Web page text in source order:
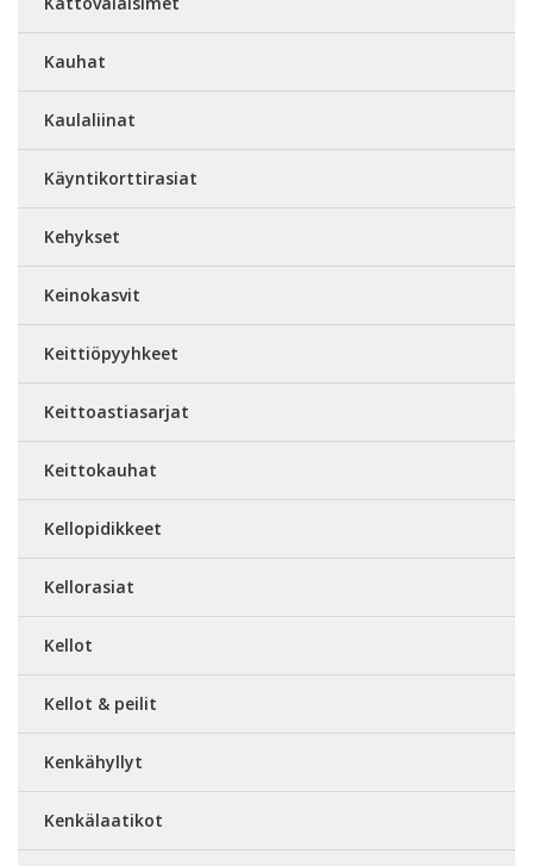
Kauhat
Kaulaliinat
Käyntikorttirasiat
Kehykset
Keinokasvit
Keittiöpyyhkeet
Keittoastiasarjat
Keittokauhat
Kellopidikkeet
Kellorasiat
Kellot
Kellot & peilit
Kenkähyllyt
Kenkälaatikot